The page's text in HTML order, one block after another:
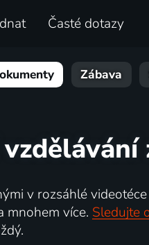
Časté dotazy
Zábava
v rozsáhlé
mnohem více. Sledujte